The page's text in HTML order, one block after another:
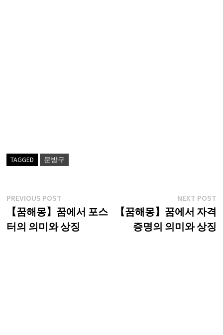
TAGGED 문방구
글
탐
색
PREVIOUS POSTPrevious
post:
【꿈해몽】꿈에서 포스
터의 의미와 상징
NEXT POST
【꿈해몽】꿈에서 자격
증명의 의미와 상징